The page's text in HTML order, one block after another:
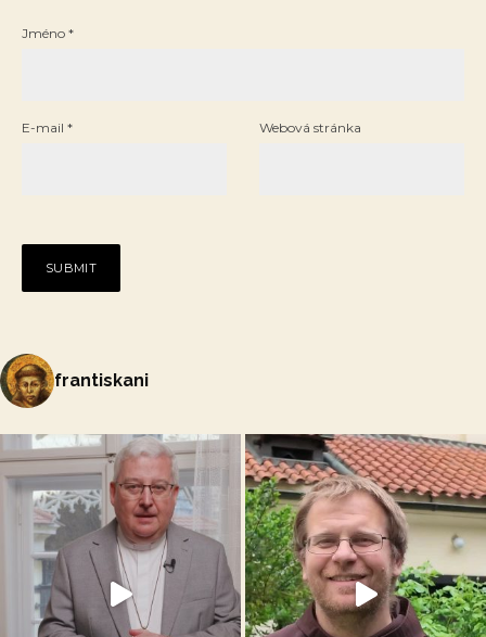
Jméno *
E-mail * Webová stránka
frantiskani